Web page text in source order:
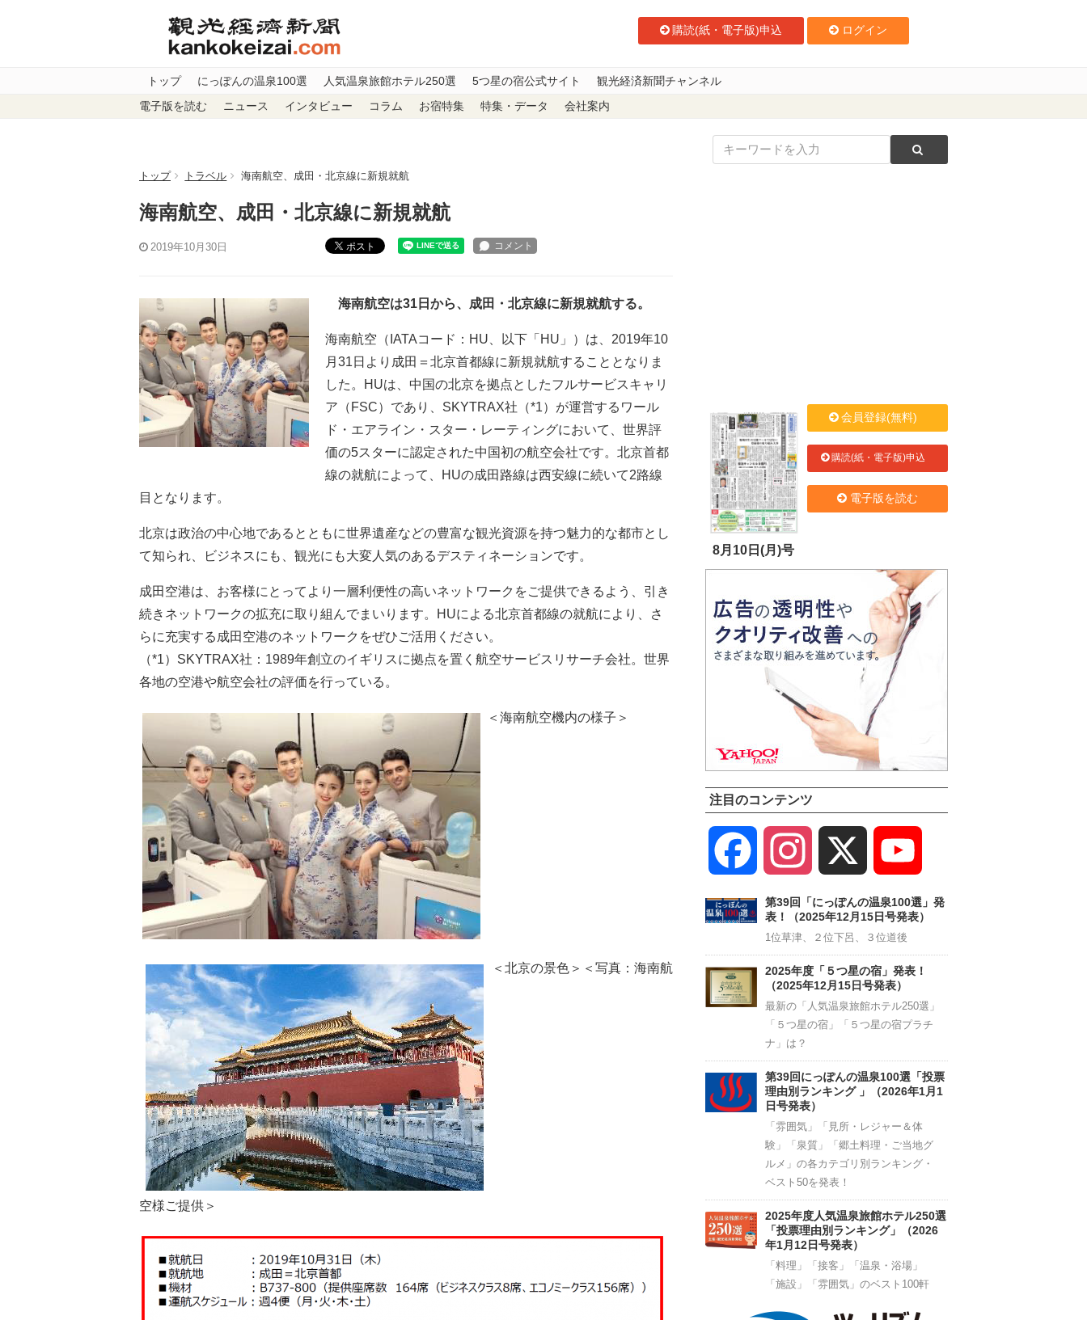
購読(紙・電子版)申込 ログイン
トップ にっぽんの温泉100選 人気温泉旅館ホテル250選 5つ星の宿公式サイト 観光経済新聞チャンネル
電子版を読む ニュース インタビュー コラム お宿特集 特集・データ 会社案内
トップ トラベル 海南航空、成田・北京線に新規就航
海南航空、成田・北京線に新規就航
2019年10月30日 ポスト
海南航空は31日から、成田・北京線に新規就航する。
海南航空（IATAコード：HU、以下「HU」）は、2019年10
月31日より成田＝北京首都線に新規就航することとなりま
した。HUは、中国の北京を拠点としたフルサービスキャリ
ア（FSC）であり、SKYTRAX社（*1）が運営するワール
ド・エアライン・スター・レーティングにおいて、世界評
価の5スターに認定された中国初の航空会社です。北京首都
線の就航によって、HUの成田路線は西安線に続いて2路線
目となります。
北京は政治の中心地であるとともに世界遺産などの豊富な観光資源を持つ魅力的な都市とし
て知られ、ビジネスにも、観光にも大変人気のあるデスティネーションです。
成田空港は、お客様にとってより一層利便性の高いネットワークをご提供できるよう、引き
続きネットワークの拡充に取り組んでまいります。HUによる北京首都線の就航により、さ
らに充実する成田空港のネットワークをぜひご活用ください。
（*1）SKYTRAX社：1989年創立のイギリスに拠点を置く航空サービスリサーチ会社。世界
各地の空港や航空会社の評価を行っている。
＜海南航空機内の様子＞
＜北京の景色＞＜写真：海南航
空様ご提供＞
8月10日(月)号
会員登録(無料)
購読(紙・電子版)申込
電子版を読む
注目のコンテンツ
Facebook Instagram
Channel
第39回「にっぽんの温泉100選」発
表！（2025年12月15日号発表）
1位草津、２位下呂、３位道後
2025年度「５つ星の宿」発表！
（2025年12月15日号発表）
最新の「人気温泉旅館ホテル250選」
「５つ星の宿」「５つ星の宿プラチ
ナ」は？
第39回にっぽんの温泉100選「投票
理由別ランキング 」（2026年1月1
日号発表）
「雰囲気」「見所・レジャー＆体
験」「泉質」「郷土料理・ご当地グ
ルメ」の各カテゴリ別ランキング・
ベスト50を発表！
2025年度人気温泉旅館ホテル250選
「投票理由別ランキング」（2026
年1月12日号発表）
「料理」「接客」「温泉・浴場」
「施設」「雰囲気」のベスト100軒